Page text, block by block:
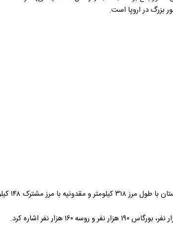
در شمال این